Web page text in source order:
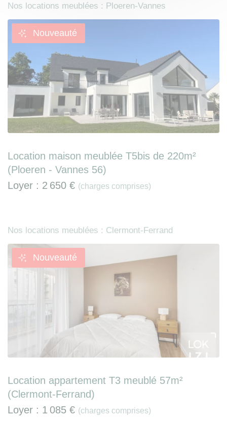
Nos locations meublées : Ploeren-Vannes
Nouveauté
Location maison meublée T5bis de 220m²
(Ploeren - Vannes 56)
Loyer : 2 650 € (charges comprises)
Nos locations meublées : Clermont-Ferrand
Nouveauté
Location appartement T3 meublé 57m²
(Clermont-Ferrand)
Loyer : 1 085 € (charges comprises)